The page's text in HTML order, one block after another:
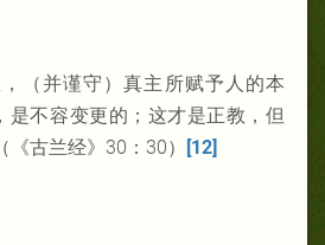
（并谨守）真主所赋予人的本
是不容变更的；这才是正教，但
《古兰经》30：30）
[12]